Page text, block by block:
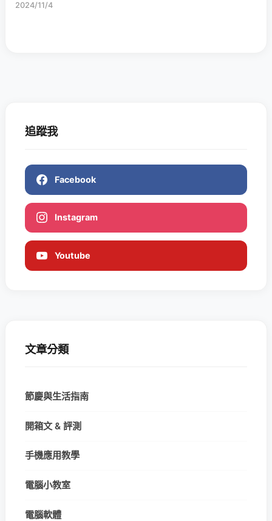
2024/11/4
追蹤我
Facebook
Instagram
Youtube
文章分類
節慶與生活指南
開箱文 & 評測
手機應用教學
電腦小教室
電腦軟體